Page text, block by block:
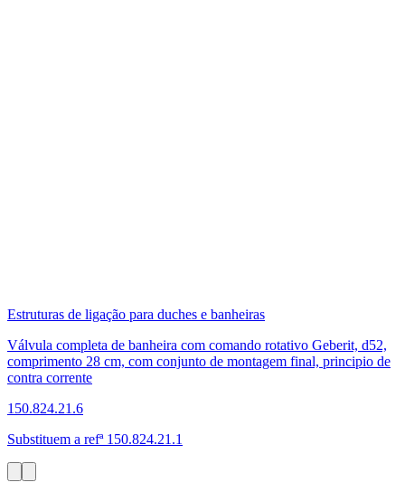
Estruturas de ligação para duches e banheiras
Válvula completa de banheira com comando rotativo Geberit, d52,
comprimento 28 cm, com conjunto de montagem final, principio de
contra corrente
150.824.21.6
Substituem a refª 150.824.21.1